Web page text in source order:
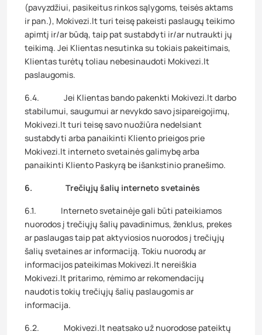
(pavyzdžiui, pasikeitus rinkos sąlygoms, teisės aktams
ir pan.), Mokivezi.lt turi teisę pakeisti paslaugų teikimo
apimtį ir/ar būdą, taip pat sustabdyti ir/ar nutraukti jų
teikimą. Jei Klientas nesutinka su tokiais pakeitimais,
Klientas turėtų toliau nebesinaudoti Mokivezi.lt
paslaugomis.
6.4. Jei Klientas bando pakenkti Mokivezi.lt darbo
stabilumui, saugumui ar nevykdo savo įsipareigojimų,
Mokivezi.lt turi teisę savo nuožiūra nedelsiant
sustabdyti arba panaikinti Kliento prieigos prie
Mokivezi.lt interneto svetainės galimybę arba
panaikinti Kliento Paskyrą be išankstinio pranešimo.
6. Trečiųjų šalių interneto svetainės
6.1. Interneto svetainėje gali būti pateikiamos
nuorodos į trečiųjų šalių pavadinimus, ženklus, prekes
ar paslaugas taip pat aktyviosios nuorodos į trečiųjų
šalių svetaines ar informaciją. Tokiu nuorodų ar
informacijos pateikimas Mokivezi.lt nereiškia
Mokivezi.lt pritarimo, rėmimo ar rekomendacijų
naudotis tokių trečiųjų šalių paslaugomis ar
informacija.
6.2. Mokivezi.lt neatsako už nuorodose pateiktų